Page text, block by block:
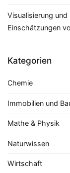
Visualisierung
Einschätzungen
Kategorien
Chemie
Immobilien und
Mathe & Physik
Naturwissen
Wirtschaft